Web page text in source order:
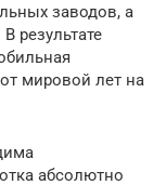
заводов, а
результате
мировой лет на
абсолютно